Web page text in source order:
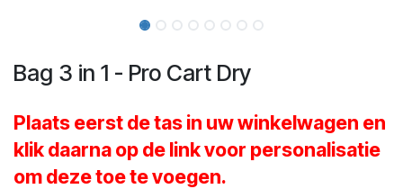
Bag 3 in 1 - Pro Cart Dry
Plaats eerst de tas in uw winkelwagen en
klik daarna op de link voor personalisatie
om deze toe te voegen.